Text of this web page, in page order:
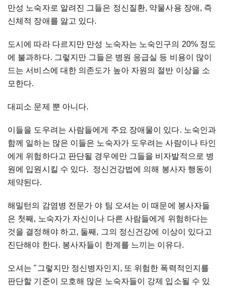
만성 노숙자로 알려진 그들은 정신질환, 약물사용 장애, 즉
신체적 장애를 앓고 있다.
도시에 따라 다르지만 만성 노숙자는 노숙인구의 20% 정도
에 불과하다. 그렇지만 그들은 병원 응급실 등 비용이 많이
드는 서비스에 대한 의존도가 높아 자원의 절반 이상을 소
모한다.
대피소 문제 뿐 아니다.
이들을 도우려는 사람들에게 주요 장애물이 있다. 노숙인과
함께 일하는 많은 이들은 노숙자가 도우려는 사람이나 타인
에게 위험하다고 판단될 경우에만 그들을 비자발적으로 병
원에 입원시킬 수 있다. 정신건강법에 의해 봉사자 행동이
제약된다.
해밀턴의 감염병 전문가 야 팀 오셔는 이 때문에 봉사자들
은 첫째, 노숙자가 자신이나 다른 사람들에게 위험하다는
것을 결정해야 하고, 둘째, 그의 정신건강에 이상이 있다고
진단해야 한다. 봉사자들이 한계를 느끼는 이유다.
오셔는 "그렇지만 정신병자인지, 또 위험한 폭력적인지를
판단할 기준이 모호해 많은 노숙자들이 강제 입소될 수 있